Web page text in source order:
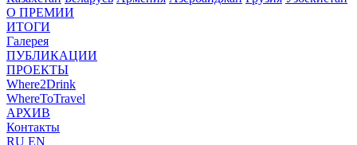
О ПРЕМИИ
ИТОГИ
Галерея
ПУБЛИКАЦИИ
ПРОЕКТЫ
Where2Drink
WhereToTravel
АРХИВ
Контакты
RU EN